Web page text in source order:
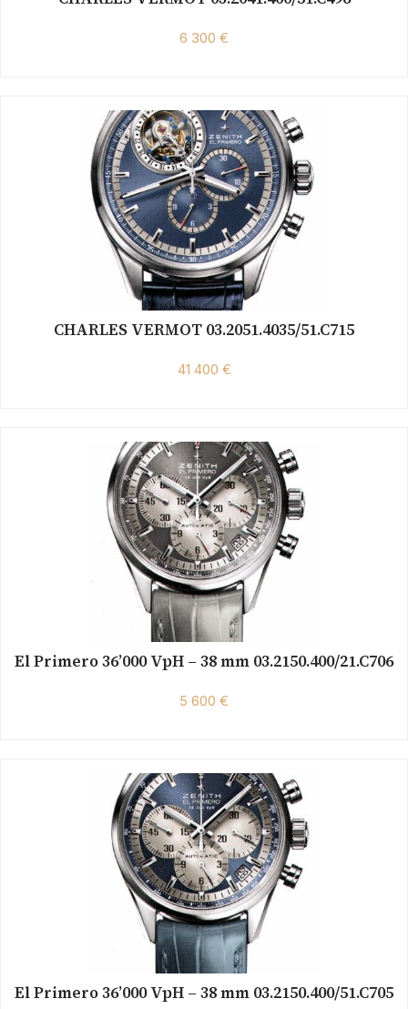
6 300 €
CHARLES VERMOT 03.2051.4035/51.C715
41 400 €
El Primero 36’000 VpH – 38 mm 03.2150.400/21.C706
5 600 €
El Primero 36’000 VpH – 38 mm 03.2150.400/51.C705